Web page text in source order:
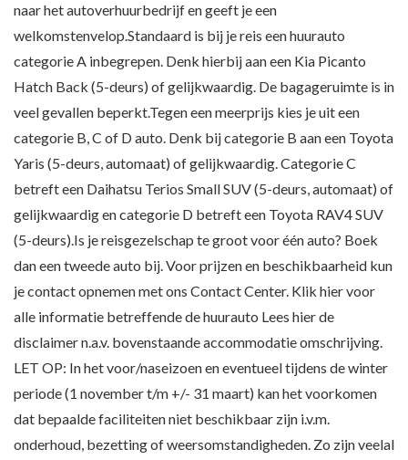
naar het autoverhuurbedrijf en geeft je een
welkomstenvelop.Standaard is bij je reis een huurauto
categorie A inbegrepen. Denk hierbij aan een Kia Picanto
Hatch Back (5-deurs) of gelijkwaardig. De bagageruimte is in
veel gevallen beperkt.Tegen een meerprijs kies je uit een
categorie B, C of D auto. Denk bij categorie B aan een Toyota
Yaris (5-deurs, automaat) of gelijkwaardig. Categorie C
betreft een Daihatsu Terios Small SUV (5-deurs, automaat) of
gelijkwaardig en categorie D betreft een Toyota RAV4 SUV
(5-deurs).Is je reisgezelschap te groot voor één auto? Boek
dan een tweede auto bij. Voor prijzen en beschikbaarheid kun
je contact opnemen met ons Contact Center. Klik hier voor
alle informatie betreffende de huurauto Lees hier de
disclaimer n.a.v. bovenstaande accommodatie omschrijving.
LET OP: In het voor/naseizoen en eventueel tijdens de winter
periode (1 november t/m +/- 31 maart) kan het voorkomen
dat bepaalde faciliteiten niet beschikbaar zijn i.v.m.
onderhoud, bezetting of weersomstandigheden. Zo zijn veelal